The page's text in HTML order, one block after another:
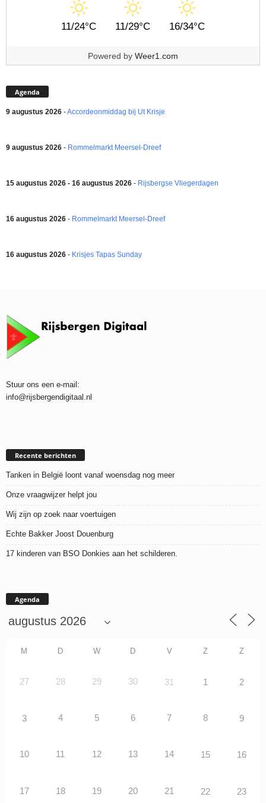
11/24°C 11/29°C 16/34°C
Powered by Weer1.com
Agenda
9 augustus 2026 -Accordeonmiddag bij Ut Krisje
9 augustus 2026 - Rommelmarkt Meersel-Dreef
15 augustus 2026 - 16 augustus 2026 - Rijsbergse Vliegerdagen
16 augustus 2026 - Rommelmarkt Meersel-Dreef
16 augustus 2026 - Krisjes Tapas Sunday
Stuur ons een e-mail:
info@rijsbergendigitaal.nl
Recente berichten
Tanken in België loont vanaf woensdag nog meer
Onze vraagwijzer helpt jou
Wij zijn op zoek naar voertuigen
Echte Bakker Joost Douenburg
17 kinderen van BSO Donkies aan het schilderen.
Agenda
M D W D V Z Z
27 28 29 30 31 1 2
3 4 5 6 7 8 9
10 11 12 13 14 15 16
17 18 19 20 21 22 23